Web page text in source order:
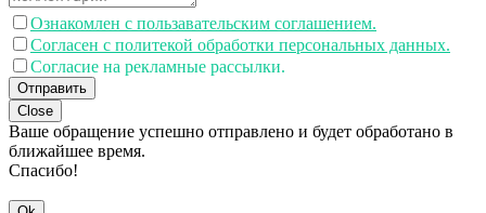
Ознакомлен с пользавательским соглашением.
Согласен с политекой обработки персональных данных.
Согласие на рекламные рассылки.
Отправить
Close
Ваше обращение успешно отправлено и будет обработано в
ближайшее время.
Спасибо!